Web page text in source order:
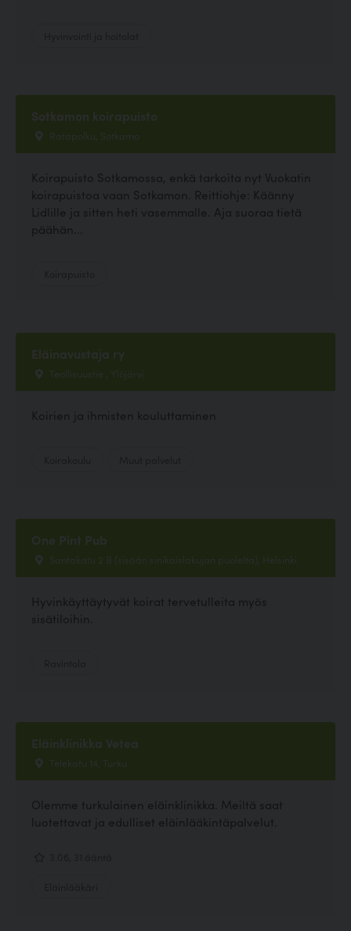
Sotkamon koirapuisto
Ratapolku, Sotkamo
Koirapuisto Sotkamossa, enkä tarkoita nyt Vuokatin
koirapuistoa vaan Sotkamon. Reittiohje: Käänny
Lidlille ja sitten heti vasemmalle. Aja suoraa tietä
päähän...
Eläinavustaja ry
Teollisuustie , Ylöjärvi
Koirien ja ihmisten kouluttaminen
One Pint Pub
Santakatu 2 B (sisään sinikaislakujan puolelta), Helsinki
Hyvinkäyttäytyvät koirat tervetulleita myös
sisätiloihin.
Eläinklinikka Vetea
Telekatu 14, Turku
Olemme turkulainen eläinklinikka. Meiltä saat
luotettavat ja edulliset eläinlääkintäpalvelut.